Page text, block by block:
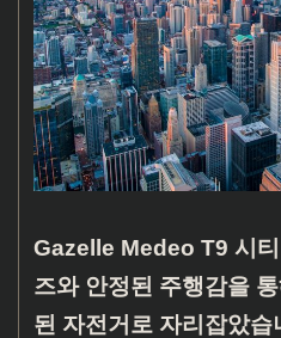
Gazelle Medeo T9 시
즈와 안정된 주행감을
된 자전거로 자리잡았습